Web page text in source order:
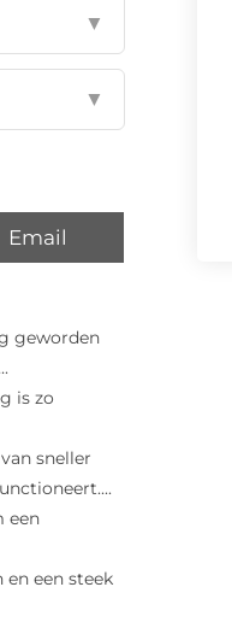
▼
▼
Email
geworden
is zo
sneller
een
en een steek